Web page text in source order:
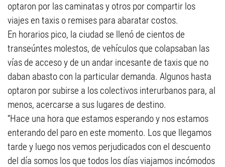
optaron por las caminatas y otros por compartir los
viajes en taxis o remises para abaratar costos.
En horarios pico, la ciudad se llenó de cientos de
transeúntes molestos, de vehículos que colapsaban las
vías de acceso y de un andar incesante de taxis que no
daban abasto con la particular demanda. Algunos hasta
optaron por subirse a los colectivos interurbanos para, al
menos, acercarse a sus lugares de destino.
“Hace una hora que estamos esperando y nos estamos
enterando del paro en este momento. Los que llegamos
tarde y luego nos vemos perjudicados con el descuento
del día somos los que todos los días viajamos incómodos